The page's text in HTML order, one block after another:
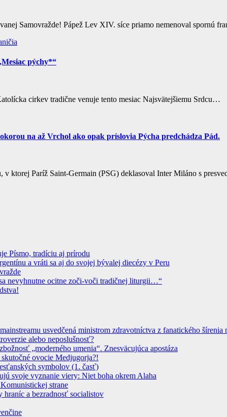
Samovražde! Pápež Lev XIV. síce priamo nemenoval spornú
pýchy*“
cirkev tradične venuje tento mesiac Najsvätejšiemu Srdcu…
na až Vrchol ako opak príslovia Pýcha predchádza Pád.
ktorej Paríž Saint-Germain (PSG) deklasoval Inter Miláno s
Písmo, tradíciu aj prírodu
a vráti sa aj do svojej bývalej diecézy v Peru
nevyhnutne ocitne zoči-voči tradičnej liturgii…“
usvedčená ministrom zdravotníctva z fanatického
alebo neposlušnosť?
„moderného umenia“. Znesväcujúca apostáza
ovocie Medjugorja?!
symbolov (1. časť)
svoje vyznanie viery: Niet boha okrem Alaha
strane
hraníc a bezradnosť socialistov